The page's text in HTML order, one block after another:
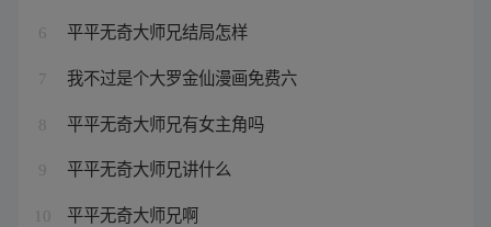
6 平平无奇大师兄结局怎样
7 我不过是个大罗金仙漫画免费六
8 平平无奇大师兄有女主角吗
9 平平无奇大师兄讲什么
10 平平无奇大师兄啊